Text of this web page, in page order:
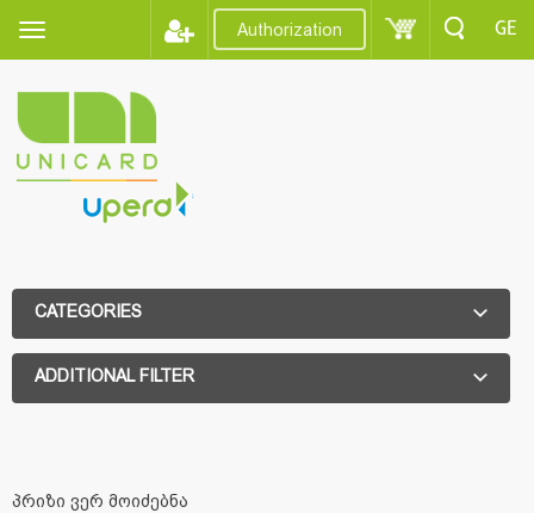
Authorization GE
CATEGORIES
ADDITIONAL FILTER
პრიზი ვერ მოიძებნა